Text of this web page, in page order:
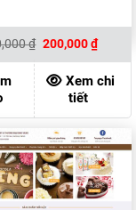
₫ Giá
là:
1,000,000 ₫.
200,000₫Giá
hiện
tại
là:
Xem chi
tiết